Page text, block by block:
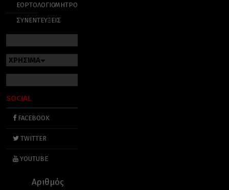
ΕΟΡΤΟΛΟΓΙΟ
ΣΥΝΕΝΤΕΥΞΕΙΣ
ΜΗΤΡΟΠΟΛΕΙΣ
ΧΡΗΣΙΜΑ
SOCIAL
FACEBOOK
TWITTER
YOUTUBE
Αριθμός